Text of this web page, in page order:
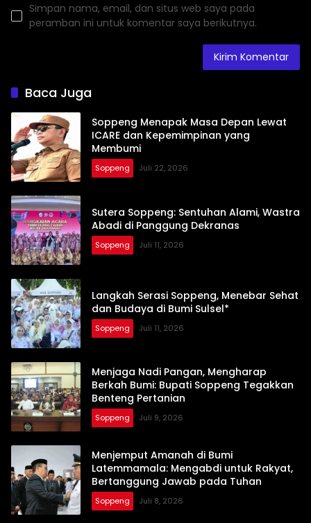
Simpan nama, email, dan situs web saya pada
peramban ini untuk komentar saya berikutnya.
Baca Juga
Soppeng Menapak Masa Depan Lewat
ICARE dan Kepemimpinan yang
Membumi
Soppeng Juli 22, 2026
Sutera Soppeng: Sentuhan Alami, Wastra
Abadi di Panggung Dekranas
Soppeng Juli 11, 2026
Langkah Serasi Soppeng, Menebar Sehat
dan Budaya di Bumi Sulsel*
Soppeng Juli 11, 2026
Menjaga Nadi Pangan, Mengharap
Berkah Bumi: Bupati Soppeng Tegakkan
Benteng Pertanian
Soppeng Juli 9, 2026
Menjemput Amanah di Bumi
Latemmamala: Mengabdi untuk Rakyat,
Bertanggung Jawab pada Tuhan
Soppeng Juli 8, 2026